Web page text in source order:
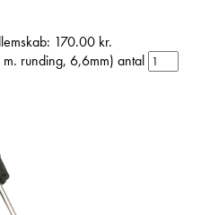
170.00 kr.
runding, 6,6mm) antal